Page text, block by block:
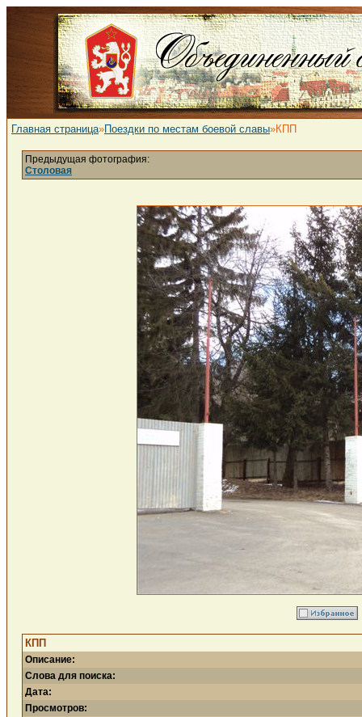
Главная страница»Поездки по местам боевой славы»КПП
Предыдущая фотография:
Столовая
КПП
Описание:
Слова для поиска:
Дата:
Просмотров: